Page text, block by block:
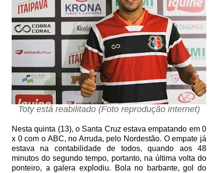
Toty está reabilitado (Foto reprodução internet)
Nesta quinta (13), o Santa Cruz estava empatando em 0
x 0 com o ABC, no Arruda, pelo Nordestão. O empate já
estava na contabilidade de todos, quando aos 48
minutos do segundo tempo, portanto, na última volta do
ponteiro, a galera explodiu. Bola no barbante, gol do